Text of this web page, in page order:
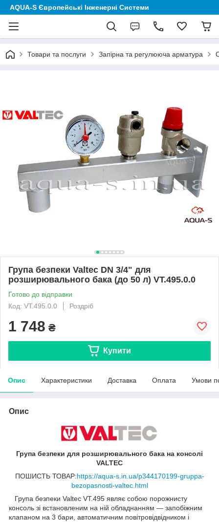
AQUA-S Європейські Інженерні Системи
Товари та послуги Запірна та регулююча арматура
Група безпеки Valtec DN 3/4" для
розширювального бака (до 50 л) VT.495.0.0
Готово до відправки
Код: VT.495.0.0
Роздріб
1 748 ₴
Купити
Опис Характеристики Доставка Оплата Умови
Опис
Група безпеки для розширювального бака на консолі
VALTEC
ПОШИСТЬ ТОВАР:https://aqua-s.in.ua/p344170199-gruppa-
bezopasnosti-valtec.html
Група безпеки Valtec VT.495 являє собою порожнисту
консоль зі встановленим на ній обладнанням — запобіжним
клапаном на 3 бари, автоматичним повітровідвідником і